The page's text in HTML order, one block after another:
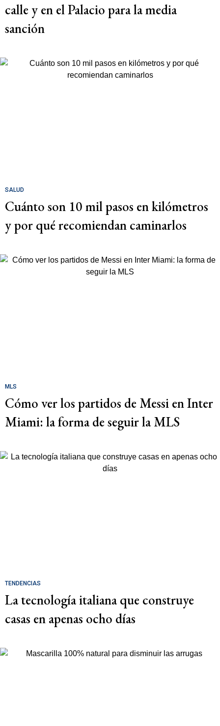
calle y en el Palacio para la media
sanción
SALUD
Cuánto son 10 mil pasos en kilómetros
y por qué recomiendan caminarlos
MLS
Cómo ver los partidos de Messi en Inter
Miami: la forma de seguir la MLS
TENDENCIAS
La tecnología italiana que construye
casas en apenas ocho días